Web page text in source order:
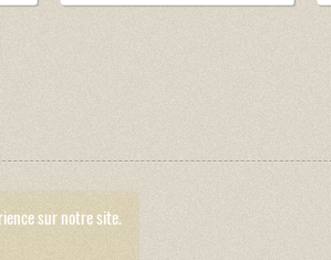
sur notre site.